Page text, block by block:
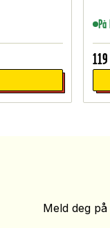
På
119
Meld deg